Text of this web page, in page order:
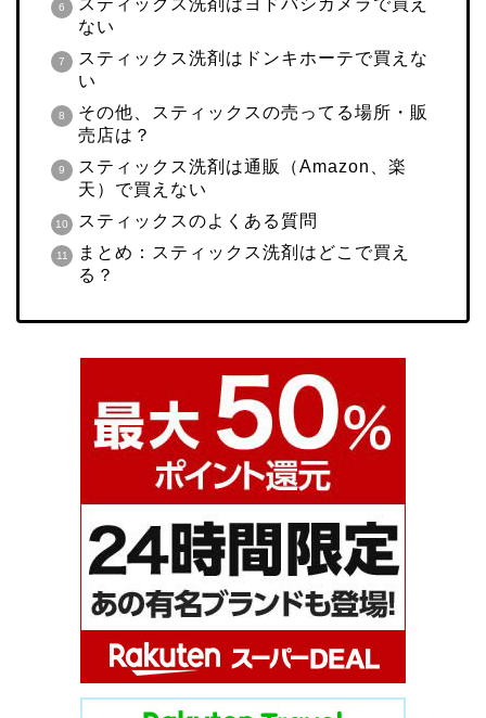
ない
スティックス洗剤はドンキホーテで買えな
い
その他、スティックスの売ってる場所・販
売店は？
スティックス洗剤は通販（Amazon、楽
天）で買えない
スティックスのよくある質問
まとめ：スティックス洗剤はどこで買え
る？